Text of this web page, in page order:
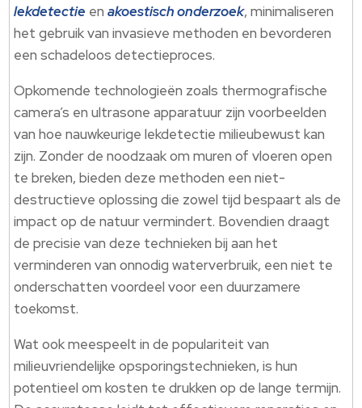
lekdetectie enakoestisch onderzoek, minimaliseren
het gebruik van invasieve methoden en bevorderen
een schadeloos detectieproces.
Opkomende technologieën zoals thermografische
camera’s en ultrasone apparatuur zijn voorbeelden
van hoe nauwkeurige lekdetectie milieubewust kan
zijn. Zonder de noodzaak om muren of vloeren open
te breken, bieden deze methoden een niet-
destructieve oplossing die zowel tijd bespaart als de
impact op de natuur vermindert. Bovendien draagt
de precisie van deze technieken bij aan het
verminderen van onnodig waterverbruik, een niet te
onderschatten voordeel voor een duurzamere
toekomst.
Wat ook meespeelt in de populariteit van
milieuvriendelijke opsporingstechnieken, is hun
potentieel om kosten te drukken op de lange termijn.